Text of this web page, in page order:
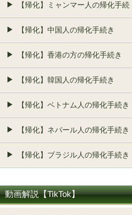
【帰化】ミャンマー人の帰化手続
【帰化】中国人の帰化手続き
【帰化】香港の方の帰化手続き
【帰化】韓国人の帰化手続き
【帰化】ベトナム人の帰化手続き
【帰化】ネパール人の帰化手続き
【帰化】ブラジル人の帰化手続き
動画解説【TikTok】